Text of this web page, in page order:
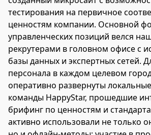
тестирования на первичное
ценностям компании. Основной
управленческих позиций велся
рекрутерами в головном офисе с
базы данных и экспертных сетей.
персонала в каждом целевом
оперативно развернуты
команды HappyStar, прошедшие
брифинг по ценностям и
активно использовали не только